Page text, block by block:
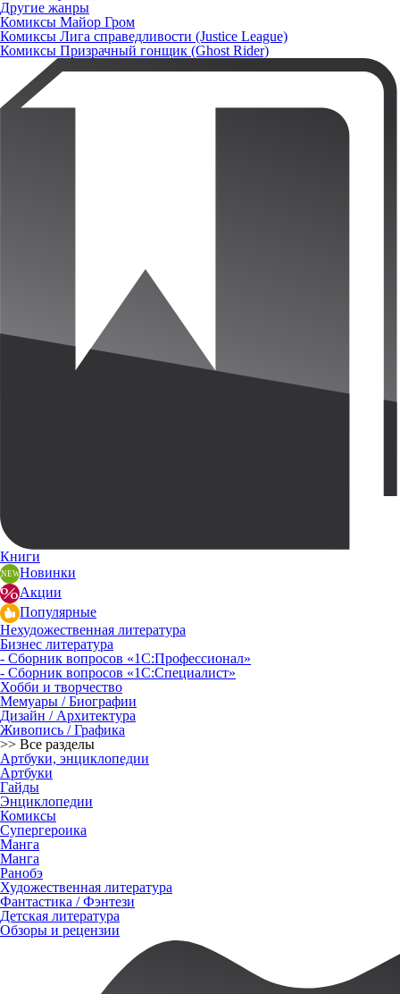
Другие жанры
Комиксы Майор Гром
Комиксы Лига справедливости (Justice League)
Комиксы Призрачный гонщик (Ghost Rider)
Книги
Новинки
Акции
Популярные
Нехудожественная литература
Бизнес литература
- Сборник вопросов «1С:Профессионал»
- Сборник вопросов «1С:Специалист»
Хобби и творчество
Мемуары / Биографии
Дизайн / Архитектура
Живопись / Графика
>> Все разделы
Артбуки, энциклопедии
Артбуки
Гайды
Энциклопедии
Комиксы
Супергероика
Манга
Манга
Ранобэ
Художественная литература
Фантастика / Фэнтези
Детская литература
Обзоры и рецензии